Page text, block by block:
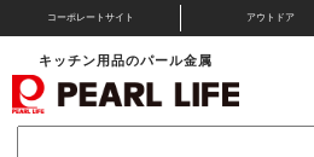
コーポレートサイト アウトドア
キッチン用品のパール金属